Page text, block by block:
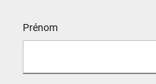
Prénom